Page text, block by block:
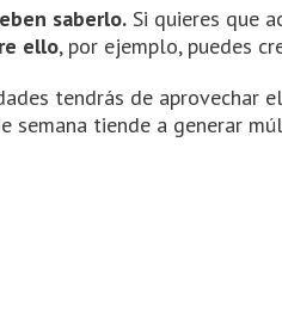
saberlo. Si quieres que
ello, por ejemplo, puedes
tendrás de aprovechar
semana tiende a generar